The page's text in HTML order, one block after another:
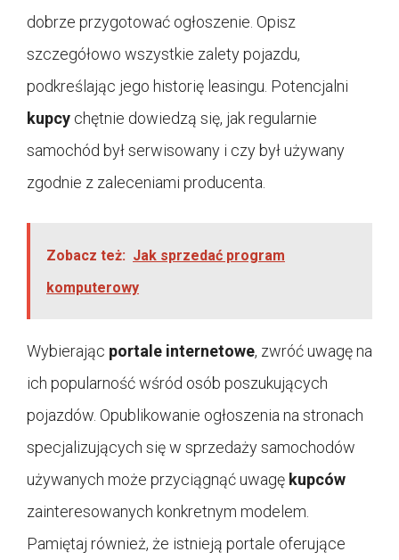
dobrze przygotować ogłoszenie. Opisz
szczegółowo wszystkie zalety pojazdu,
podkreślając jego historię leasingu. Potencjalni
kupcy chętnie dowiedzą się, jak regularnie
samochód był serwisowany i czy był używany
zgodnie z zaleceniami producenta.
Zobacz też: Jak sprzedać program
komputerowy
Wybierając portale internetowe, zwróć uwagę na
ich popularność wśród osób poszukujących
pojazdów. Opublikowanie ogłoszenia na stronach
specjalizujących się w sprzedaży samochodów
używanych może przyciągnąć uwagę kupców
zainteresowanych konkretnym modelem.
Pamiętaj również, że istnieją portale oferujące